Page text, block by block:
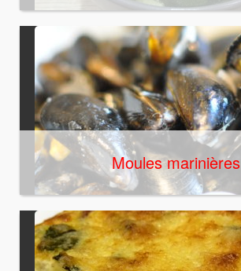
Moules marinières